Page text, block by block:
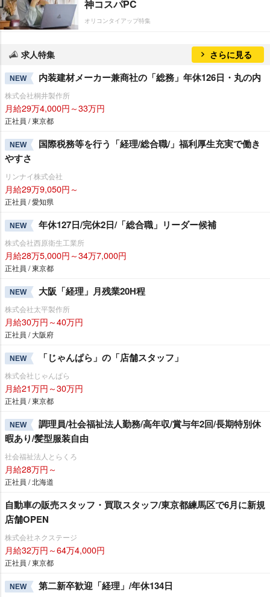
神コスパPC
オリコンタイアップ特集
求人特集 さらに見る
NEW 内装建材メーカー兼商社の「総務」年休126日・丸の内
株式会社桐井製作所
月給29万4,000円～33万円
正社員 / 東京都
NEW
国際税務等を行う「経理/総合職/」福利厚生充実で働き
すさ
リンナイ株式会社
月給29万9,050円～
正社員 / 愛知県
NEW 年休127日/完休2日/「総合職」リーダー候補
株式会社西原衛生工業所
月給28万5,000円～34万7,000円
正社員 / 東京都
NEW 大阪「経理」月残業20H程
株式会社太平製作所
月給30万円～40万円
正社員 / 大阪府
NEW 「じゃんぱら」の「店舗スタッフ」
株式会社じゃんぱら
月給21万円～30万円
正社員 / 東京都
NEW
調理員/社会福祉法人勤務/高年収/賞与年2回/長期特別休
暇あり/髪型服装自由
社会福祉法人とらくろ
月給28万円～
正社員 / 北海道
自動車の販売スタッフ・買取スタッフ/東京都練馬区で6月に新規
店舗OPEN
株式会社ネクステージ
月給32万円～64万4,000円
正社員 / 東京都
NEW 第二新卒歓迎「経理」/年休134日